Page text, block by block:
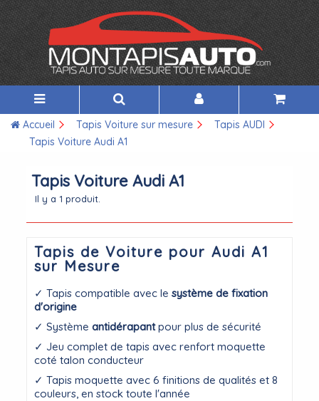
Accueil Tapis Voiture sur mesure
Tapis AUDI
Tapis Voiture Audi A1
Tapis Voiture Audi A1
Il y a 1 produit.
Tapis de Voiture pour Audi A1
sur Mesure
✓ Tapis compatible avec lesystème de fixation
d'origine
✓ Systèmeantidérapantpour plus de sécurité
✓ Jeu complet de tapis avec renfort moquette
coté talon conducteur
✓ Tapis moquette avec 6 finitions de qualités et 8
couleurs, en stock toute l'année